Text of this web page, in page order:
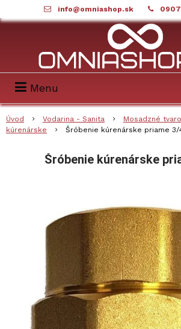
info@omniashop.sk
Menu
Úvod Vodarina - Sanita Mosadzné
kúrenárske
Šróbenie kúrenárske priame 3/
Šróbenie kúrenárske